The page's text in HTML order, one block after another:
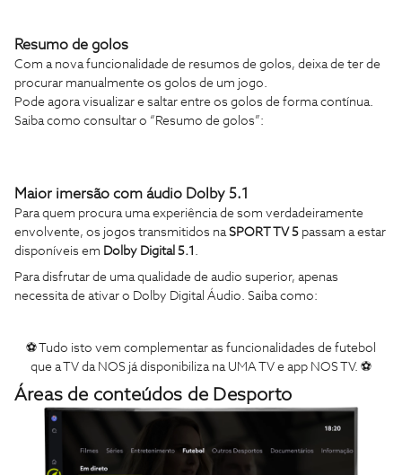
Resumo de golos
Com a nova funcionalidade de resumos de golos, deixa de ter de
procurar manualmente os golos de um jogo.
Pode agora visualizar e saltar entre os golos de forma contínua.
Saiba como consultar o “Resumo de golos”:
Maior imersão com áudio Dolby 5.1
Para quem procura uma experiência de som verdadeiramente
envolvente, os jogos transmitidos na SPORT TV 5 passam a estar
disponíveis em Dolby Digital 5.1
Para disfrutar de uma qualidade de audio superior, apenas
necessita de ativar o Dolby Digital Áudio. Saiba como:
⚽ Tudo isto vem complementar as funcionalidades de futebol
que a TV da NOS já disponibiliza na UMA TV e app NOS TV. ⚽
Áreas de conteúdos de Desporto